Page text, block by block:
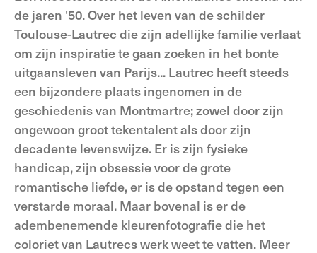
de jaren '50. Over het leven van de schilder
Toulouse-Lautrec die zijn adellijke familie verlaat
om zijn inspiratie te gaan zoeken in het bonte
uitgaansleven van Parijs... Lautrec heeft steeds
een bijzondere plaats ingenomen in de
geschiedenis van Montmartre; zowel door zijn
ongewoon groot tekentalent als door zijn
decadente levenswijze. Er is zijn fysieke
handicap, zijn obsessie voor de grote
romantische liefde, er is de opstand tegen een
verstarde moraal. Maar bovenal is er de
adembenemende kleurenfotografie die het
coloriet van Lautrecs werk weet te vatten. Meer